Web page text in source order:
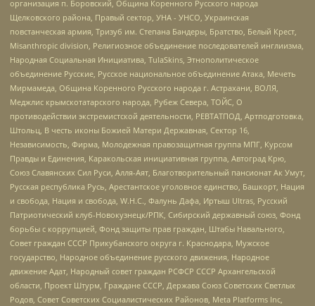
организация п. Боровский, Община Коренного Русского народа
Щелковского района, Правый сектор, УНА - УНСО, Украинская
повстанческая армия, Тризуб им. Степана Бандеры, Братство, Белый Крест,
Misanthropic division, Религиозное объединение последователей инглиизма,
Народная Социальная Инициатива, TulaSkins, Этнополитическое
объединение Русские, Русское национальное объединение Атака, Мечеть
Мирмамеда, Община Коренного Русского народа г. Астрахани, ВОЛЯ,
Меджлис крымскотатарского народа, Рубеж Севера, ТОЙС, О
противодействии экстремистской деятельности, РЕВТАТПОД, Артподготовка,
Штольц, В честь иконы Божией Матери Державная, Сектор 16,
Независимость, Фирма, Молодежная правозащитная группа МПГ, Курсом
Правды и Единения, Каракольская инициативная группа, Автоград Крю,
Союз Славянских Сил Руси, Алля-Аят, Благотворительный пансионат Ак Умут,
Русская республика Русь, Арестантское уголовное единство, Башкорт, Нация
и свобода, Нация и свобода, W.H.С., Фалунь Дафа, Иртыш Ultras, Русский
Патриотический клуб-Новокузнецк/РПК, Сибирский державный союз, Фонд
борьбы с коррупцией, Фонд защиты прав граждан, Штабы Навального,
Совет граждан СССР Прикубанского округа г. Краснодара, Мужское
государство, Народное объединение русского движения, Народное
движение Адат, Народный совет граждан РСФСР СССР Архангельской
области, Проект Штурм, Граждане СССР, Держава Союз Советских Светлых
Родов, Совет Советских Социалистических Районов, Meta Platforms Inc,